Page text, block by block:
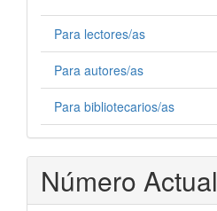
Para lectores/as
Para autores/as
Para bibliotecarios/as
Número Actual